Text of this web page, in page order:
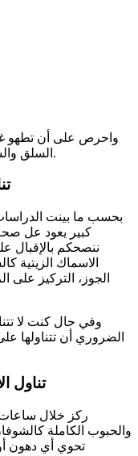
واحرص على أن تطهو
السلق والشوي أو الطهي على البخار بعيداً عن القلي.
3-
كبير يعود عل
الاسماك الزيتية
الجوز، التركيز على
وفي حال كنت لا
الضروري أن تتناولها
4-
ركز خلال ساعات
والحبوب الكاملة
تحوي أي دهون